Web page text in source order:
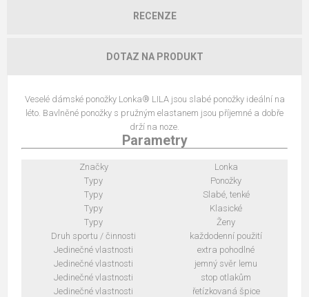
RECENZE
DOTAZ NA PRODUKT
Veselé dámské ponožky Lonka® LILA jsou slabé ponožky ideální na
léto. Bavlněné ponožky s pružným elastanem jsou příjemné a dobře
drží na noze.
Parametry
Značky
Lonka
Typy
Ponožky
Typy
Slabé, tenké
Typy
Klasické
Typy
Ženy
Druh sportu / činnosti
každodenní použití
Jedinečné vlastnosti
extra pohodlné
Jedinečné vlastnosti
jemný svěr lemu
Jedinečné vlastnosti
stop otlakům
Jedinečné vlastnosti
řetízkovaná špice